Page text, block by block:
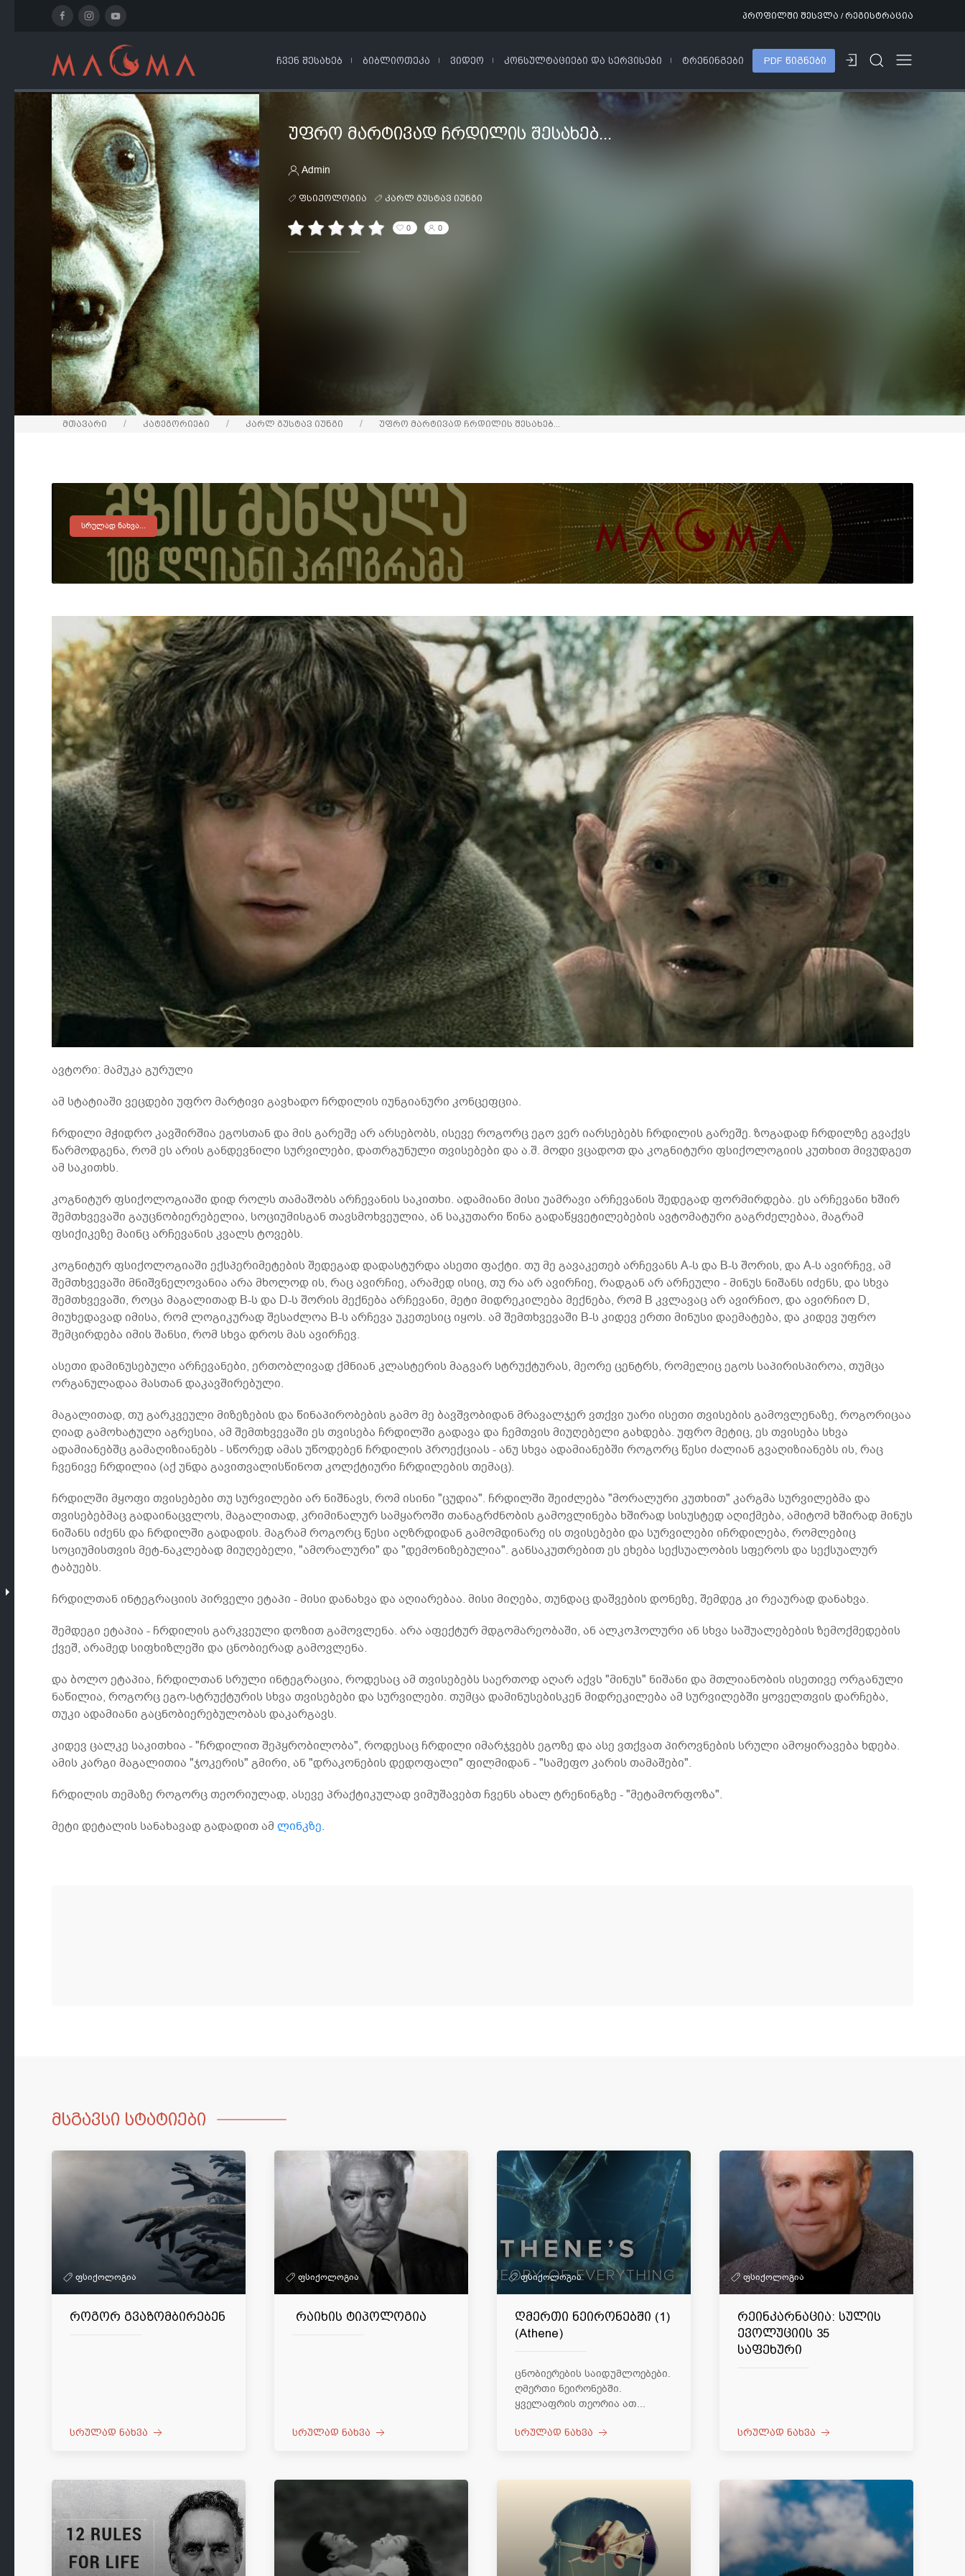
პროფილში შესვლა / რეგისტრაცია
ᲩᲕᲔᲜ ᲨᲔᲡᲐᲮᲔᲑ ᲑᲘᲑᲚᲘᲝᲗᲔᲙᲐ ᲕᲘᲓᲔᲝ ᲙᲝᲜᲡᲣᲚᲢᲐᲪᲘᲔᲑᲘ ᲓᲐ ᲡᲔᲠᲕᲘᲡᲔᲑᲘ ᲢᲠᲔᲜᲘᲜᲒᲔᲑᲘ PDF ᲬᲘᲒᲜᲔᲑᲘ
ᲣᲤᲠᲝ ᲛᲐᲠᲢᲘᲕᲐᲓ ᲩᲠᲓᲘᲚᲘᲡ ᲨᲔᲡᲐᲮᲔᲑ...
Admin
ფსიქოლოგია კარლ გუსტავ იუნგი
0 0
მთავარი კატეგორიები კარლ გუსტავ იუნგი უფრო მარტივად ჩრდილის შესახებ...
ᲡᲠᲣᲚᲐᲓ ᲜᲐᲮᲕᲐ...
ავტორი: მამუკა გურული
ამ სტატიაში ვეცდები უფრო მარტივი გავხადო ჩრდილის იუნგიანური კონცეფცია.
ჩრდილი მჭიდრო კავშირშია ეგოსთან და მის გარეშე არ არსებობს, ისევე როგორც ეგო ვერ იარსებებს ჩრდილის გარეშე. ზოგადად ჩრდილზე გვაქვს
წარმოდგენა, რომ ეს არის განდევნილი სურვილები, დათრგუნული თვისებები და ა.შ. მოდი ვცადოთ და კოგნიტური ფსიქოლოგიის კუთხით მივუდგეთ
ამ საკითხს.
კოგნიტურ ფსიქოლოგიაში დიდ როლს თამაშობს არჩევანის საკითხი. ადამიანი მისი უამრავი არჩევანის შედეგად ფორმირდება. ეს არჩევანი ხშირ
შემთხვევაში გაუცნობიერებელია, სოციუმისგან თავსმოხვეულია, ან საკუთარი წინა გადაწყვეტილებების ავტომატური გაგრძელებაა, მაგრამ
ფსიქიკეზე მაინც არჩევანის კვალს ტოვებს.
კოგნიტურ ფსიქოლოგიაში ექსპერიმეტების შედეგად დადასტურდა ასეთი ფაქტი. თუ მე გავაკეთებ არჩევანს A-ს და B-ს შორის, და A-ს ავირჩევ, ამ
შემთხვევაში მნიშვნელოვანია არა მხოლოდ ის, რაც ავირჩიე, არამედ ისიც, თუ რა არ ავირჩიე, რადგან არ არჩეული - მინუს ნიშანს იძენს, და სხვა
შემთხვევაში, როცა მაგალითად B-ს და D-ს შორის მექნება არჩევანი, მეტი მიდრეკილება მექნება, რომ B კვლავაც არ ავირჩიო, და ავირჩიო D,
მიუხედავად იმისა, რომ ლოგიკურად შესაძლოა B-ს არჩევა უკეთესიც იყოს. ამ შემთხვევაში B-ს კიდევ ერთი მინუსი დაემატება, და კიდევ უფრო
შემცირდება იმის შანსი, რომ სხვა დროს მას ავირჩევ.
ასეთი დამინუსებული არჩევანები, ერთობლივად ქმნიან კლასტერის მაგვარ სტრუქტურას, მეორე ცენტრს, რომელიც ეგოს საპირისპიროა, თუმცა
ორგანულადაა მასთან დაკავშირებული.
მაგალითად, თუ გარკვეული მიზეზების და წინაპირობების გამო მე ბავშვობიდან მრავალჯერ ვთქვი უარი ისეთი თვისების გამოვლენაზე, როგორიცაა
ღიად გამოხატული აგრესია, ამ შემთხვევაში ეს თვისება ჩრდილში გადავა და ჩემთვის მიუღებელი გახდება. უფრო მეტიც, ეს თვისება სხვა
ადამიანებშც გამაღიზიანებს - სწორედ ამას უწოდებენ ჩრდილის პროექციას - ანუ სხვა ადამიანებში როგორც წესი ძალიან გვაღიზიანებს ის, რაც
ჩვენივე ჩრდილია (აქ უნდა გავითვალისწინოთ კოლქტიური ჩრდილების თემაც).
ჩრდილში მყოფი თვისებები თუ სურვილები არ ნიშნავს, რომ ისინი "ცუდია". ჩრდილში შეიძლება "მორალური კუთხით" კარგმა სურვილებმა და
თვისებებმაც გადაინაცვლოს, მაგალითად, კრიმინალურ სამყაროში თანაგრძნობის გამოვლინება ხშირად სისუსტედ აღიქმება, ამიტომ ხშირად მინუს
ნიშანს იძენს და ჩრდილში გადადის. მაგრამ როგორც წესი აღზრდიდან გამომდინარე ის თვისებები და სურვილები იჩრდილება, რომლებიც
სოციუმისთვის მეტ-ნაკლებად მიუღებელი, "ამორალური" და "დემონიზებულია". განსაკუთრებით ეს ეხება სექსუალობის სფეროს და სექსუალურ
ტაბუებს.
ჩრდილთან ინტეგრაციის პირველი ეტაპი - მისი დანახვა და აღიარებაა. მისი მიღება, თუნდაც დაშვების დონეზე, შემდეგ კი რეაურად დანახვა.
შემდეგი ეტაპია - ჩრდილის გარკვეული დოზით გამოვლენა. არა აფექტურ მდგომარეობაში, ან ალკოჰოლური ან სხვა საშუალებების ზემოქმედების
ქვეშ, არამედ სიფხიზლეში და ცნობიერად გამოვლენა.
და ბოლო ეტაპია, ჩრდილთან სრული ინტეგრაცია, როდესაც ამ თვისებებს საერთოდ აღარ აქვს "მინუს" ნიშანი და მთლიანობის ისეთივე ორგანული
ნაწილია, როგორც ეგო-სტრუქტურის სხვა თვისებები და სურვილები. თუმცა დამინუსებისკენ მიდრეკილება ამ სურვილებში ყოველთვის დარჩება,
თუკი ადამიანი გაცნობიერებულობას დაკარგავს.
კიდევ ცალკე საკითხია - "ჩრდილით შეპყრობილობა", როდესაც ჩრდილი იმარჯვებს ეგოზე და ასე ვთქვათ პიროვნების სრული ამოყირავება ხდება.
ამის კარგი მაგალითია "ჯოკერის" გმირი, ან "დრაკონების დედოფალი" ფილმიდან - "სამეფო კარის თამაშები".
ჩრდილის თემაზე როგორც თეორიულად, ასევე პრაქტიკულად ვიმუშავებთ ჩვენს ახალ ტრენინგზე - "მეტამორფოზა".
მეტი დეტალის სანახავად გადადით ამ ლინკზე.
მსგავსი სტატიები
ფსიქოლოგია
როგორ გვაზომბირებენ
სრულად ნახვა
ფსიქოლოგია
რაიხის ტიპოლოგია
სრულად ნახვა
ფსიქოლოგია
ღმერთი ნეირონებში (1)
(Athene)
ცნობიერების საიდუმლოებები.
ღმერთი ნეირონებში.
ყველაფრის თეორია ათ...
სრულად ნახვა
ფსიქოლოგია
რეინკარნაცია: სულის
ევოლუციის 35
საფეხური
სრულად ნახვა